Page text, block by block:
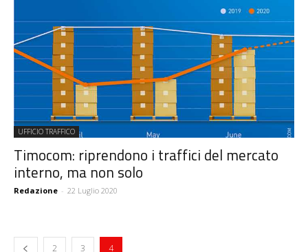
UFFICIO TRAFFICO
Timocom: riprendono i traffici del mercato
interno, ma non solo
Redazione - 22 Luglio 2020
2 3 4